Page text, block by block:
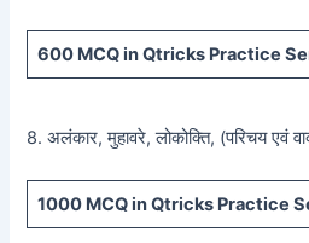
600 MCQ in Qtricks Practice
8. अलंकार, मुहावरे, लोकोक्ति, (परिचय एवं
1000 MCQin Qtricks Practice